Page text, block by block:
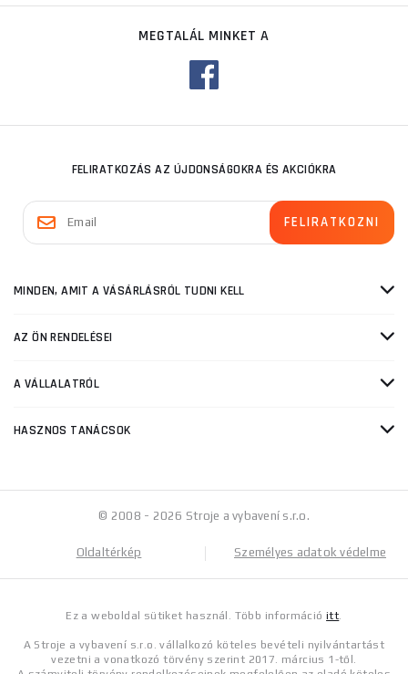
MEGTALÁL MINKET A
FELIRATKOZÁS AZ ÚJDONSÁGOKRA ÉS AKCIÓKRA
MINDEN, AMIT A VÁSÁRLÁSRÓL TUDNI KELL
AZ ÖN RENDELÉSEI
A VÁLLALATRÓL
HASZNOS TANÁCSOK
© 2008 - 2026 Stroje a vybavení s.r.o.
Oldaltérkép Személyes adatok védelme
Ez a weboldal sütiket használ. Több információitt.
A Stroje a vybavení s.r.o. vállalkozó köteles bevételi nyilvántartást
vezetni a vonatkozó törvény szerint 2017. március 1-től.